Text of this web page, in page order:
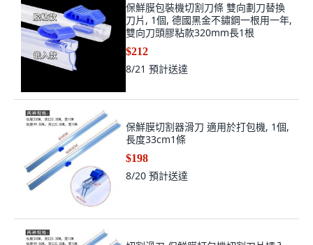
保鮮膜包裝機切割刀條 雙向劃刀替換
刀片, 1個, 德國黑金不鏽鋼一根用一年,
雙向刀頭膠粘款320mm長1根
$212
8/21 預計送達
保鮮膜切割器滑刀 適用於打包機, 1個,
長度33cm1條
$198
8/20 預計送達